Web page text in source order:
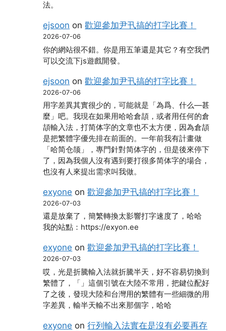
法。
ejsoon on歡迎參加尹卂搞的打字比賽！
2026-07-06
你的網站很不錯。你是用五筆還是其它？有空我們
可以交流下js遊戲開發。
ejsoon on歡迎參加尹卂搞的打字比賽！
2026-07-06
用字差異其實很少的，可能就是「為爲、什么―甚
麼」吧。我現在如果用哈哈倉頡，或者用任何的倉
頡輸入法，打简体字的文章也不太方便，因為倉頡
是把繁體字優先排在前面的。一年前我有計畫做
「哈简仓颉」，專門針對简体字的，但是後來停下
了，因為我個人沒有遇到要打很多简体字的場合，
也沒有人來提出需求叫我做。
exyone on歡迎參加尹卂搞的打字比賽！
2026-07-03
還是放棄了，簡繁轉換太影響打字速度了，哈哈
我的站點：https://exyon.ee
exyone on歡迎參加尹卂搞的打字比賽！
2026-07-03
哎，光是折騰輸入法就折騰半天，好不容易切換到
繁體了，「」這個引號在大陸不常用，把鍵位配好
了之後，發現大陸和台灣用的繁體有一些細微的用
字差異，輸半天輸不出來那個字，哈哈
exyone on行列輸入法實在是沒有必要再存